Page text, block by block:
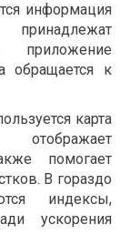
информация
приложение
обращается к
карта
помогает
В гораздо
индексы,
ускорения